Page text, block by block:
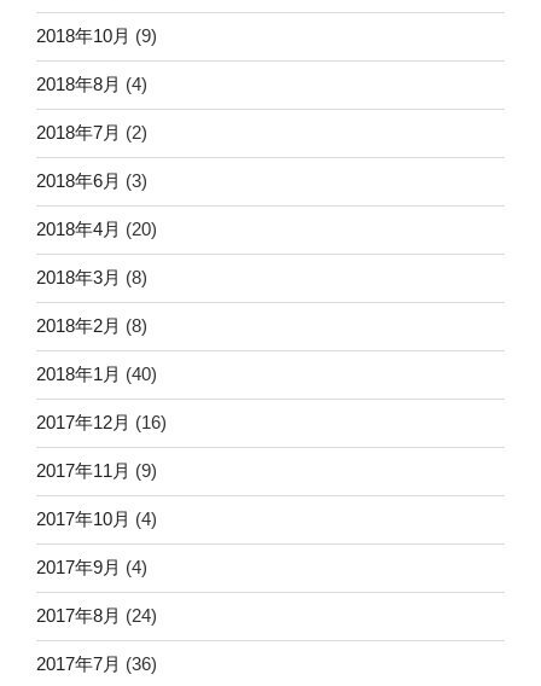
2018年10月 (9)
2018年8月 (4)
2018年7月 (2)
2018年6月 (3)
2018年4月 (20)
2018年3月 (8)
2018年2月 (8)
2018年1月 (40)
2017年12月 (16)
2017年11月 (9)
2017年10月 (4)
2017年9月 (4)
2017年8月 (24)
2017年7月 (36)